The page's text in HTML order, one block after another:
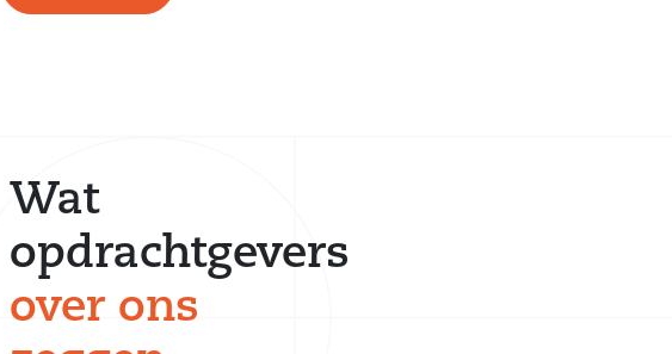
Wat
opdrachtgevers
over ons